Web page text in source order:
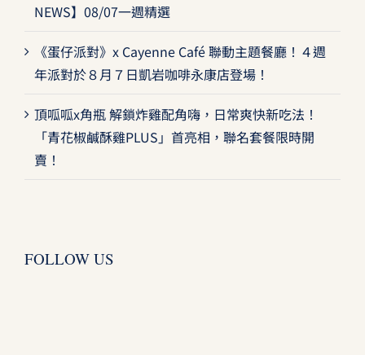
NEWS】08/07一週精選
《蛋仔派對》x Cayenne Café 聯動主題餐廳！４週
年派對於８月７日凱岩咖啡永康店登場！
頂呱呱x角瓶 解鎖炸雞配角嗨，日常爽快新吃法！
「青花椒鹹酥雞PLUS」首亮相，聯名套餐限時開
賣！
FOLLOW US